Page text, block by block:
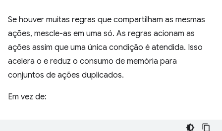
Se houver muitas regras que compartilham as mesmas
ações, mescle-as em uma só. As regras acionam as
ações assim que uma única condição é atendida. Isso
acelera o e reduz o consumo de memória para
conjuntos de ações duplicados.
Em vez de: